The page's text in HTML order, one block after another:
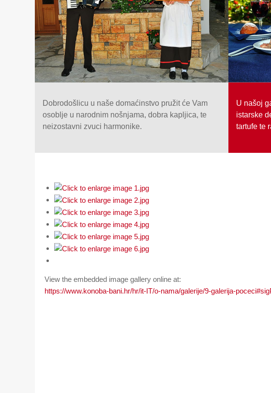
Dobrodošlicu u naše domaćinstvo pružit će Vam
osoblje u narodnim nošnjama, dobra kapljica, te
neizostavni zvuci harmonike.
U našoj
istarske
tartufe te
View the embedded image gallery online at:
https://www.konoba-bani.hr/hr/it-IT/o-nama/galerije/9-galerija-